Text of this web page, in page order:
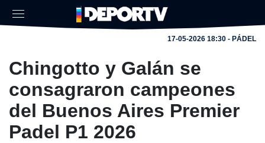
17-05-2026 18:30 - PÁDEL
Chingotto y Galán se
consagraron campeones
del Buenos Aires Premier
Padel P1 2026